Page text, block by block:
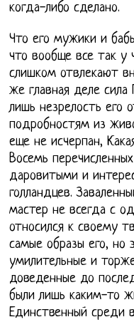
когда-либо сделано.
Что его мужики и
что вообще все так у
слишком отвлекают
же главная деле
лишь незрелость его
подробностям из
еще не исчерпан,
Восемь
даровитыми и
голландцев.
мастер не всегда с
относился к своему
самые образы его, но
умилительные и
доведенные до
были лишь каким-то
Единственный среди